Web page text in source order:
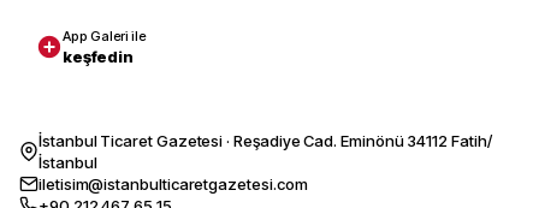
App Galeri ile
keşfedin
İstanbul Ticaret Gazetesi · Reşadiye Cad. Eminönü 34112 Fatih/
İstanbul
iletisim@istanbulticaretgazetesi.com